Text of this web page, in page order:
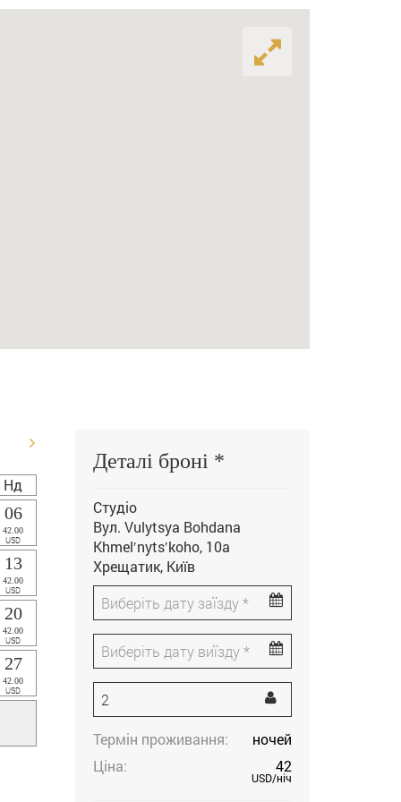
Нд
06
42.00
USD
13
42.00
USD
20
42.00
USD
27
42.00
USD
Деталі броні *
Студіо
Вул. Vulytsya Bohdana
Khmelʹnytsʹkoho, 10а
Хрещатик, Київ
Термін проживання:
ночей
Ціна:
42
USD/ніч